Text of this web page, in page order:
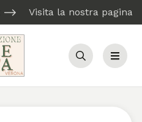
Visita la nostra pagina
Cerca Menu